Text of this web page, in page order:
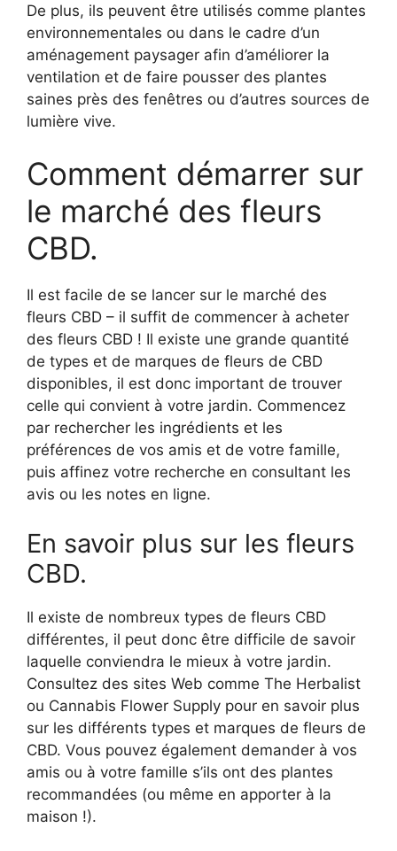
De plus, ils peuvent être utilisés comme plantes
environnementales ou dans le cadre d’un
aménagement paysager afin d’améliorer la
ventilation et de faire pousser des plantes
saines près des fenêtres ou d’autres sources de
lumière vive.
Comment démarrer sur
le marché des fleurs
CBD.
Il est facile de se lancer sur le marché des
fleurs CBD – il suffit de commencer à acheter
des fleurs CBD ! Il existe une grande quantité
de types et de marques de fleurs de CBD
disponibles, il est donc important de trouver
celle qui convient à votre jardin. Commencez
par rechercher les ingrédients et les
préférences de vos amis et de votre famille,
puis affinez votre recherche en consultant les
avis ou les notes en ligne.
En savoir plus sur les fleurs
CBD.
Il existe de nombreux types de fleurs CBD
différentes, il peut donc être difficile de savoir
laquelle conviendra le mieux à votre jardin.
Consultez des sites Web comme The Herbalist
ou Cannabis Flower Supply pour en savoir plus
sur les différents types et marques de fleurs de
CBD. Vous pouvez également demander à vos
amis ou à votre famille s’ils ont des plantes
recommandées (ou même en apporter à la
maison !).